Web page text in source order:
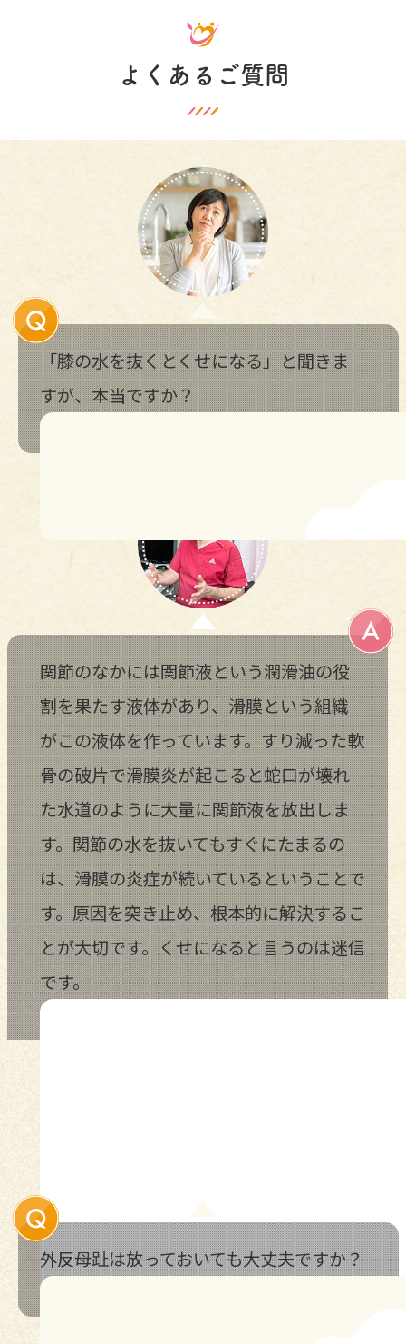
よくあるご質問
「膝の水を抜くとくせになる」と聞きま
すが、本当ですか？
関節のなかには関節液という潤滑油の役
割を果たす液体があり、滑膜という組織
がこの液体を作っています。すり減った軟
骨の破片で滑膜炎が起こると蛇口が壊れ
た水道のように大量に関節液を放出しま
す。関節の水を抜いてもすぐにたまるの
は、滑膜の炎症が続いているということで
す。原因を突き止め、根本的に解決するこ
とが大切です。くせになると言うのは迷信
です。
外反母趾は放っておいても大丈夫ですか？